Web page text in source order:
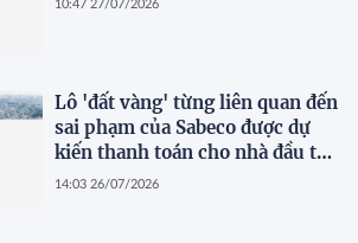
10:47 27/07/2026
Lô 'đất vàng' từng liên quan đến
sai phạm của Sabeco được dự
kiến thanh toán cho nhà đầu tư
dự án cầu Cần Giờ
14:03 26/07/2026